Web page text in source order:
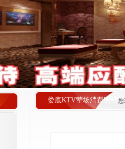
娄底KTV荤场消费明细